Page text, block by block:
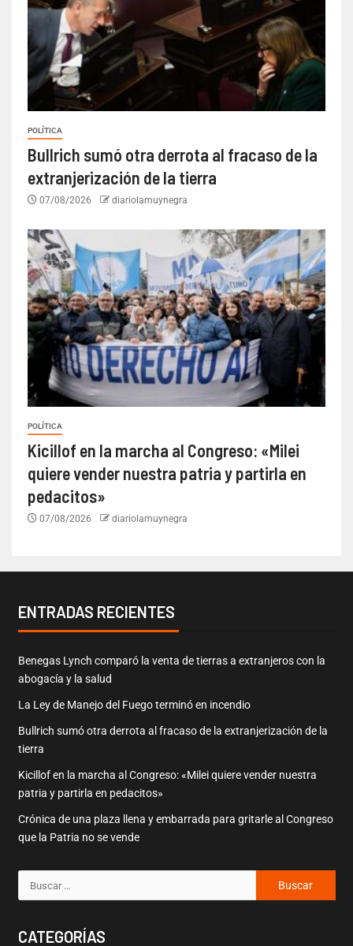
POLÍTICA
Bullrich sumó otra derrota al fracaso de la
extranjerización de la tierra
07/08/2026 diariolamuynegra
POLÍTICA
Kicillof en la marcha al Congreso: «Milei
quiere vender nuestra patria y partirla en
pedacitos»
07/08/2026 diariolamuynegra
ENTRADAS RECIENTES
Benegas Lynch comparó la venta de tierras a extranjeros con la
abogacía y la salud
La Ley de Manejo del Fuego terminó en incendio
Bullrich sumó otra derrota al fracaso de la extranjerización de la
tierra
Kicillof en la marcha al Congreso: «Milei quiere vender nuestra
patria y partirla en pedacitos»
Crónica de una plaza llena y embarrada para gritarle al Congreso
que la Patria no se vende
CATEGORÍAS